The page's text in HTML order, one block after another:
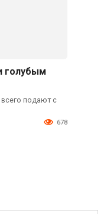
голубым
подают с
678